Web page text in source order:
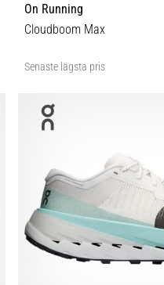
On Running
Cloudboom Max
Senaste lägsta pris